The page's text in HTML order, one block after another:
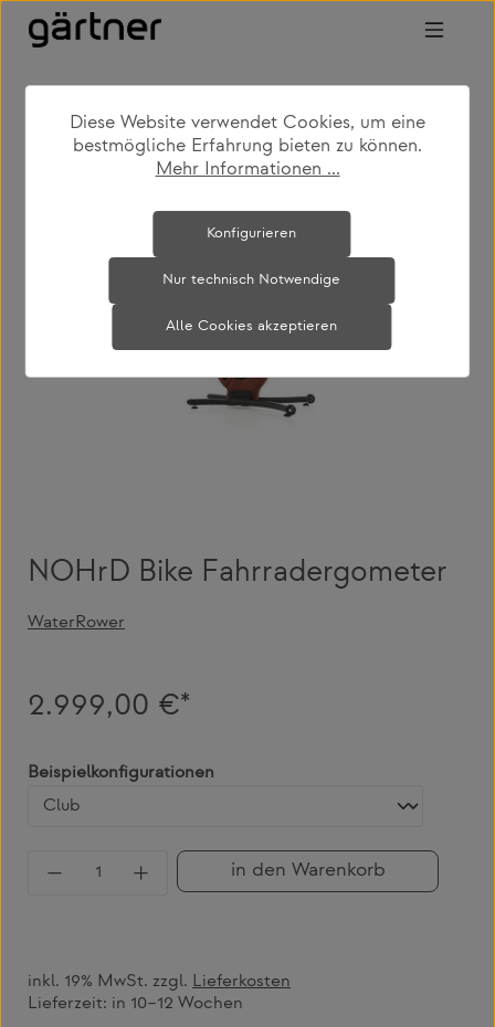
Zum Hauptinhalt springen
shop produkte fitnessgeräte
Bildergalerie überspringen
NOHrD Bike Fahrradergometer
WaterRower
2.999,00 €*
Beispielkonfigurationen
Produkt Anzahl: Gib den gewünschten
in den Warenkorb
inkl. 19% MwSt. zzgl. Lieferkosten
Lieferzeit: in 10–12 Wochen
Diese Website verwendet Cookies, um eine
bestmögliche Erfahrung bieten zu können.
Mehr Informationen ...
Nur technisch Notwendige
Konfigurieren
Alle Cookies akzeptieren